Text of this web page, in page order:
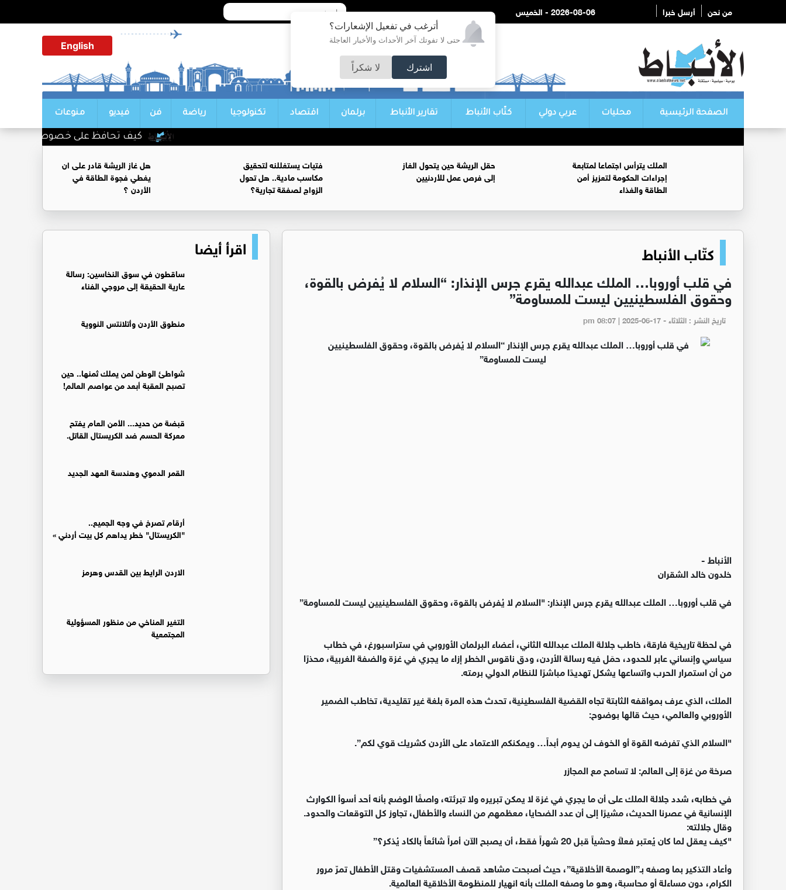
أترغب في تفعيل الإشعارات؟
حتى لا تفوتك آخر الأحداث والأخبار العاجلة
اشترك لا شكراً
من نحن أرسل خبرا 2026-08-06 - الخميس
English
الصفحة الرئيسية محليات عربي دولي كتّاب الأنباط تقارير الأنباط برلمان اقتصاد تكنولوجيا رياضة فن فيديو منوعات
كيف تحافظ على خصوصية محادثاتك مع
الملك يترأس اجتماعا لمتابعة
إجراءات الحكومة لتعزيز أمن
الطاقة والغذاء
حقل الريشة حين يتحول الغاز
إلى فرص عمل للأردنيين
فتيات يستغللنه لتحقيق
مكاسب مادية.. هل تحول
الزواج لصفقة تجارية؟
هل غاز الريشة قادر على ان
يغطي فجوة الطاقة في
الأردن ؟
كتّاب الأنباط
في قلب أوروبا… الملك عبدالله يقرع جرس الإنذار: “السلام لا يُفرض بالقوة،
وحقوق الفلسطينيين ليست للمساومة”
تاريخ النشر : الثلاثاء - pm 08:07 | 2025-06-17
الأنباط -
خلدون خالد الشقران
في قلب أوروبا… الملك عبدالله يقرع جرس الإنذار: "السلام لا يُفرض بالقوة، وحقوق الفلسطينيين ليست للمساومة”
في لحظة تاريخية فارقة، خاطب جلالة الملك عبدالله الثاني، أعضاء البرلمان الأوروبي في ستراسبورغ، في خطاب
سياسي وإنساني عابر للحدود، حمَل فيه رسالة الأردن، ودق ناقوس الخطر إزاء ما يجري في غزة والضفة الغربية، محذرًا
من أن استمرار الحرب واتساعها يشكل تهديدًا مباشرًا للنظام الدولي برمته.
الملك، الذي عرف بمواقفه الثابتة تجاه القضية الفلسطينية، تحدث هذه المرة بلغة غير تقليدية، تخاطب الضمير
الأوروبي والعالمي، حيث قالها بوضوح:
"السلام الذي تفرضه القوة أو الخوف لن يدوم أبداً… ويمكنكم الاعتماد على الأردن كشريك قوي لكم”.
صرخة من غزة إلى العالم: لا تسامح مع المجازر
في خطابه، شدد جلالة الملك على أن ما يجري في غزة لا يمكن تبريره ولا تبرئته، واصفًا الوضع بأنه أحد أسوأ الكوارث
الإنسانية في عصرنا الحديث، مشيرًا إلى أن عدد الضحايا، معظمهم من النساء والأطفال، تجاوز كل التوقعات والحدود.
وقال جلالته:
"كيف يعقل لما كان يُعتبر فعلاً وحشياً قبل 20 شهراً فقط، أن يصبح الآن أمراً شائعاً بالكاد يُذكر؟”
وأعاد التذكير بما وصفه بـ”الوصمة الأخلاقية”، حيث أصبحت مشاهد قصف المستشفيات وقتل الأطفال تمرّ مرور
الكرام، دون مساءلة أو محاسبة، وهو ما وصفه الملك بأنه انهيار للمنظومة الأخلاقية العالمية.
اقرأ أيضا
ساقطون في سوق النخاسين: رسالة
عارية الحقيقة إلى مروجي الفناء
منطوق الأردن وأتلانتس النووية
شواطئ الوطن لمن يملك ثمنها.. حين
تصبح العقبة أبعد من عواصم العالم!
قبضة من حديد... الأمن العام يفتح
معركة الحسم ضد الكريستال القاتل.
القمر الدموي وهندسة العهد الجديد
أرقام تصرخ في وجه الجميع..
"الكريستال" خطر يداهم كل بيت أردني »
الاردن الرايط بين القدس وهرمز
التغير المناخي من منظور المسؤولية
المجتمعية